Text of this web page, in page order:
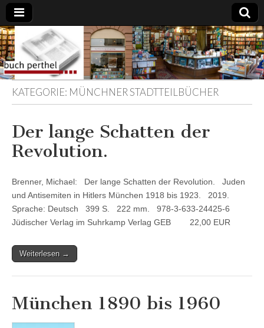
Buchhandlung
am Gasteig
KATEGORIE: MÜNCHNER STADTTEILBÜCHER
Der lange Schatten der
Revolution.
Brenner, Michael: Der lange Schatten der Revolution. Juden
und Antisemiten in Hitlers München 1918 bis 1923. 2019.
Sprache: Deutsch 399 S. 222 mm. 978-3-633-24425-6
Jüdischer Verlag im Suhrkamp Verlag GEB 22,00 EUR
Weiterlesen →
München 1890 bis 1960